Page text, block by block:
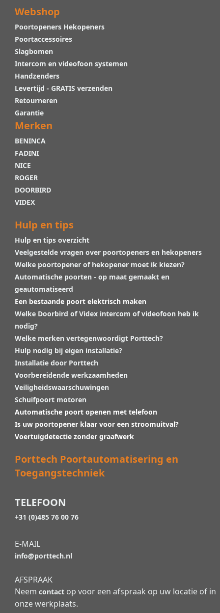
Webshop
Poortopeners Hekopeners
Poortaccessoires
Slagbomen
Intercom en videofoon systemen
Handzenders
Levertijd - GRATIS verzenden
Retourneren
Garantie
Merken
BENINCA
FADINI
NICE
ROGER
DOORBIRD
VIDEX
Hulp en tips
Hulp en tips overzicht
Veelgestelde vragen over poortopeners en hekopeners
Welke poortopener of hekopener moet ik kiezen?
Automatische poorten - op maat gemaakt en
geautomatiseerd
Een bestaande poort elektrisch maken
Welke Doorbird of Videx intercom of videofoon heb ik
nodig?
Welke merken vertegenwoordigt Porttech?
Hulp nodig bij eigen installatie?
Installatie door Porttech
Voorbereidende werkzaamheden
Veiligheidswaarschuwingen
Schuifpoort motoren
Automatische poort openen met telefoon
Is uw poortopener klaar voor een stroomuitval?
Voertuigdetectie zonder graafwerk
Porttech Poortautomatisering en
Toegangstechniek
TELEFOON
+31 (0)485 76 00 76
E-MAIL
info@porttech.nl
AFSPRAAK
Neem contact op voor een afspraak op uw locatie of in
onze werkplaats.